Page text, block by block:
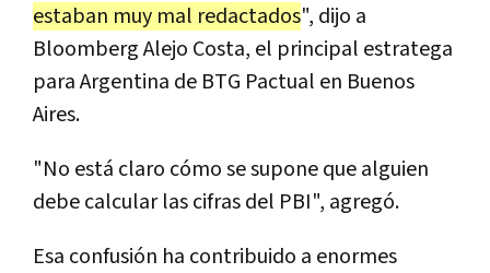
estaban muy mal redactados", dijo a
Bloomberg Alejo Costa, el principal estratega
para Argentina de BTG Pactual en Buenos
Aires.
"No está claro cómo se supone que alguien
debe calcular las cifras del PBI", agregó.
Esa confusión ha contribuido a enormes